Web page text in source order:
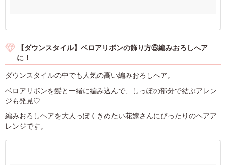
【ダウンスタイル】ベロアリボンの飾り方⑤編みおろしへア
に！
ダウンスタイルの中でも人気の高い編みおろしへア。
ベロアリボンを髪と一緒に編み込んで、しっぽの部分で結ぶアレン
ジも発見♡
編みおろしヘアを大人っぽくきめたい花嫁さんにぴったりのヘアア
レンジです。